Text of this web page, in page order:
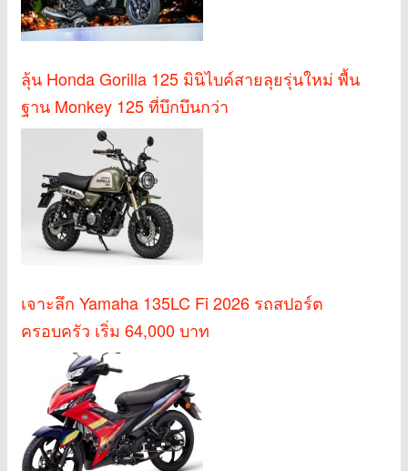
ลุ้น Honda Gorilla 125 มินิไบค์สายลุยรุ่นใหม่ พื้น
ฐาน Monkey 125 ที่บึกบึนกว่า
เจาะลึก Yamaha 135LC Fi 2026 รถสปอร์ต
ครอบครัว เริ่ม 64,000 บาท